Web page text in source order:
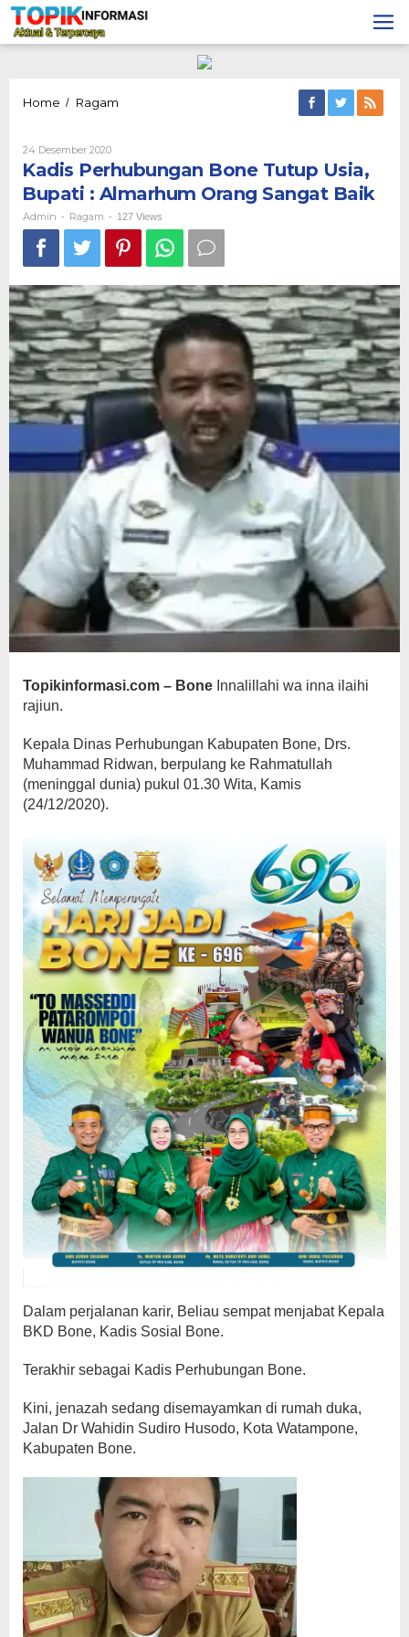
Lewati
konten
Home / Ragam
Usia,
:
Almarhum
Orang
Sangat
Baik
24 Desember 2020Oleh
Admin
Kadis Perhubungan Bone Tutup Usia,
Bupati : Almarhum Orang Sangat Baik
Admin - Ragam - 127 Views
Topikinformasi.com – Bone Innalillahi wa inna ilaihi
rajiun.
Kepala Dinas Perhubungan Kabupaten Bone, Drs.
Muhammad Ridwan, berpulang ke Rahmatullah
(meninggal dunia) pukul 01.30 Wita, Kamis
(24/12/2020).
Dalam perjalanan karir, Beliau sempat menjabat Kepala
BKD Bone, Kadis Sosial Bone.
Terakhir sebagai Kadis Perhubungan Bone.
Kini, jenazah sedang disemayamkan di rumah duka,
Jalan Dr Wahidin Sudiro Husodo, Kota Watampone,
Kabupaten Bone.